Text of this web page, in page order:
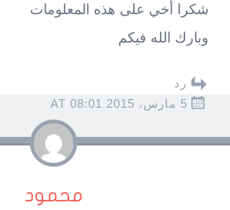
شكرا أخي على هذه المعلومات
وبارك الله فيكم
رد
5 مارس، 2015 AT 08:01
محمود